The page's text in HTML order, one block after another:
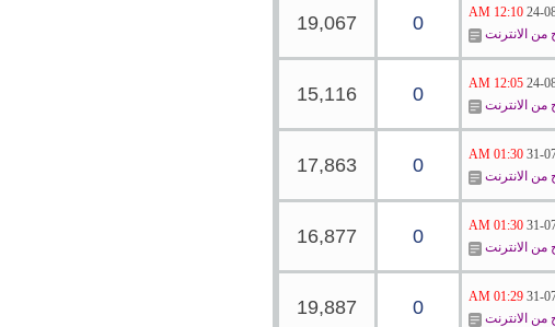
24-
12:10 AM
من الانترنت 0
19,067
24-
12:05 AM
من الانترنت 0
15,116
31-
01:30 AM
من الانترنت 0
17,863
31-
01:30 AM
من الانترنت 0
16,877
31-
01:29 AM
من الانترنت 0
19,887